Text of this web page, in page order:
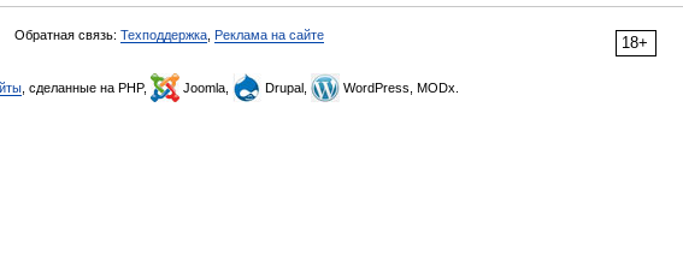
18+
Обратная связь: Техподдержка Реклама на сайте
, сделанные на PHP, Joomla, Drupal, WordPress, MODx.